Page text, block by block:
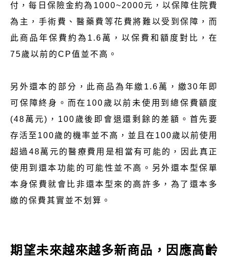
付，每日保險金約為1000~2000元，以保障住院費
為主，手術費、醫藥費等花費將難以受到保障，而
此商品年保費約為1.6萬，以保費和額度對比，在
75歲以前的CP值並不高。
另外還本的部分，此商品為年繳1.6萬，繳30年即
可保障終身。而在100歲以前未使用到總保費額度
(48萬元)，100歲後即會退還剩餘的差額。首先要
存活至100歲的機率並不高，並且在100歲以前使用
超過48萬元的醫療費用是相當有可能的，因此真正
使用到還本功能的可能性並不高。另外還本型保單
本身保費就會比非還本型來的高許多，為了還本多
繳的保費其實並不划算。
期望未來越來越多新商品，因應高齡